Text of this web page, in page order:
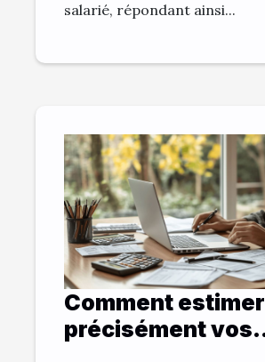
salarié, répondant ainsi...
Comment estimer
précisément vos